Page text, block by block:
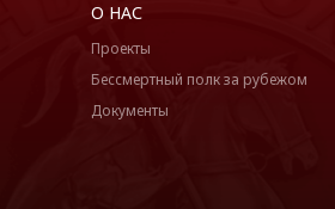
О НАС
Проекты
Бессмертный полк за рубежом
Документы